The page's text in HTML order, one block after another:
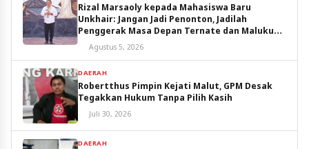
Rizal Marsaoly kepada Mahasiswa Baru
Unkhair: Jangan Jadi Penonton, Jadilah
Penggerak Masa Depan Ternate dan Maluku
Utara
Agustus 5, 2026
DAERAH
Robertthus Pimpin Kejati Malut, GPM Desak
Tegakkan Hukum Tanpa Pilih Kasih
Juli 30, 2026
DAERAH